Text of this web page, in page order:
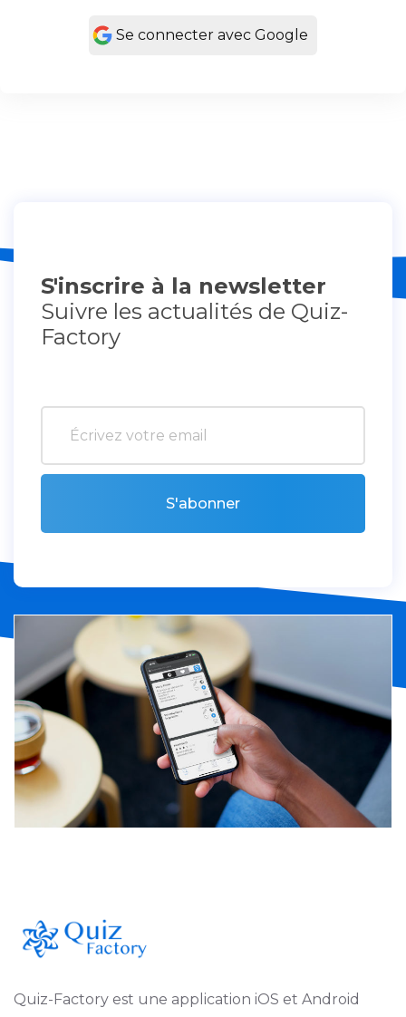
Se connecter avec Google
S'inscrire à la newsletter
Suivre les actualités de Quiz-
Factory
S'abonner
Quiz-Factory est une application iOS et Android